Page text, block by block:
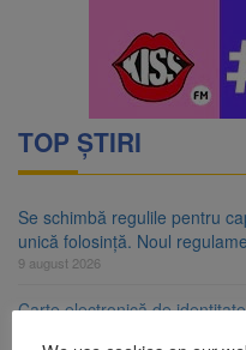
TOP ȘTIRI
Se schimbă regulile pentru
unică folosință. Noul
9 august 2026
Carte electronică de